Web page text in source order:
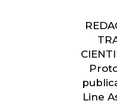
Line